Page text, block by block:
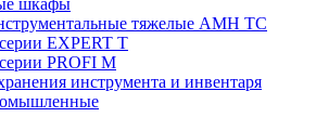
шкафы
тяжелые AMH TC
EXPERT T
PROFI M
инструмента и инвентаря